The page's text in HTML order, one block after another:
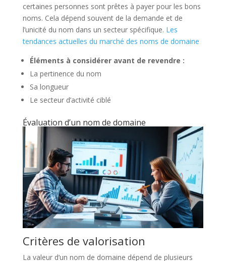
certaines personnes sont prêtes à payer pour les bons
noms. Cela dépend souvent de la demande et de
l’unicité du nom dans un secteur spécifique. Les
tendances actuelles du marché des noms de domaine
Éléments à considérer avant de revendre :
La pertinence du nom
Sa longueur
Le secteur d’activité ciblé
Évaluation d’un nom de domaine
Critères de valorisation
La valeur d’un nom de domaine dépend de plusieurs